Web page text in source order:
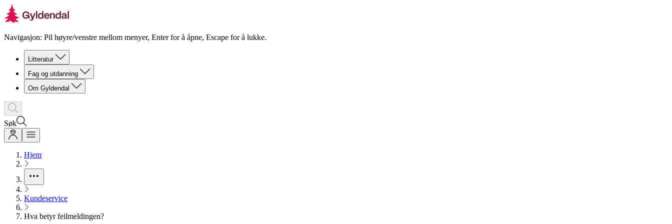
Navigasjon: Pil høyre/venstre mellom menyer, Enter for å åpne, Escape for å lukke.
Litteratur
Fag og utdanning
Om Gyldendal
Søk
Hjem
Kundeservice
Hva betyr feilmeldingen?